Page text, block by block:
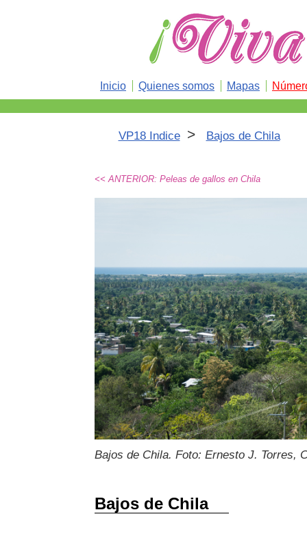
Inicio Quienes somos Mapas
VP18 Indice > Bajos de Chila
<< ANTERIOR: Peleas de gallos en Chila
Bajos de Chila. Foto: Ernesto J. Torres,
Bajos de Chila